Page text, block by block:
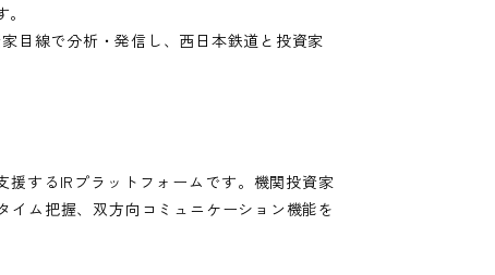
目線で分析・発信し、西日本鉄道と投資家
するIRプラットフォームです。機関投資家
ム把握、双方向コミュニケーション機能を